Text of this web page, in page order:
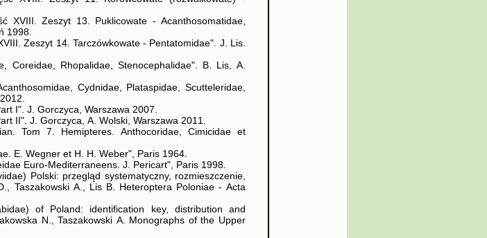
XVIII. Zeszyt 13. Puklicowate - Acanthosomatidae,
1998.
Zeszyt 14. Tarczówkowate - Pentatomidae". J. Lis.
Coreidae, Rhopalidae, Stenocephalidae". B. Lis, A.
Cydnidae, Plataspidae, Scutteleridae,
I". J. Gorczyca, Warszawa 2007.
II". J. Gorczyca, A. Wolski, Warszawa 2011.
Tom 7. Hemipteres. Anthocoridae, Cimicidae et
E. Wegner et H. H. Weber", Paris 1964.
Euro-Mediterraneens. J. Pericart", Paris 1998.
Polski: przegląd systematyczny, rozmieszczenie,
Taszakowski A., Lis B. Heteroptera Poloniae - Acta
of Poland: identification key, distribution and
N., Taszakowski A. Monographs of the Upper